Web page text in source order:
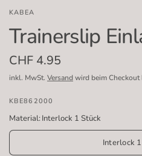
KABEA
Trainerslip
CHF 4.95
inkl. MwSt. Versandwird beim Checkout
KBE862000
Material:Interlock 1 Stück
Interlock